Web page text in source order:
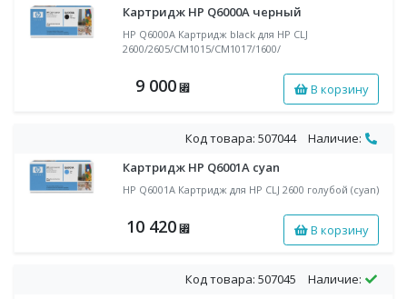
Картридж HP Q6000A черный
HP Q6000A Картридж black для НР CLJ
2600/2605/CM1015/CM1017/1600/
9 000 ⃏ В корзину
Код товара: 507044
Наличие:
Картридж HP Q6001A cyan
HP Q6001A Картридж для НР CLJ 2600 голубой (cyan)
10 420 ⃏ В корзину
Код товара: 507045
Наличие: